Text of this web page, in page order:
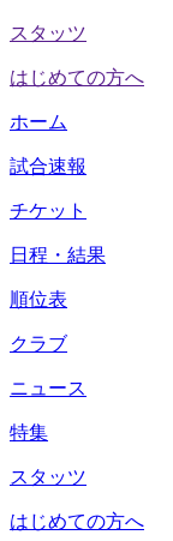
スタッツ
はじめての方へ
ホーム
試合速報
チケット
日程・結果
順位表
クラブ
ニュース
特集
スタッツ
はじめての方へ